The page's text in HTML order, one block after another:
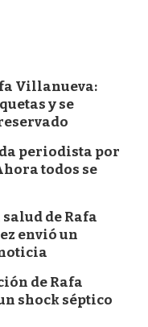
Villanueva:
y se
periodista por
todos se
de Rafa
envió un
de Rafa
shock séptico